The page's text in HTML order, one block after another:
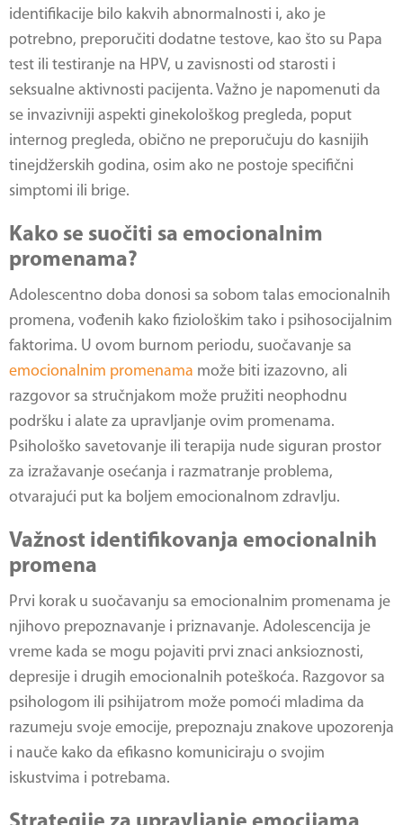
identifikacije bilo kakvih abnormalnosti i, ako je
potrebno, preporučiti dodatne testove, kao što su Papa
test ili testiranje na HPV, u zavisnosti od starosti i
seksualne aktivnosti pacijenta. Važno je napomenuti da
se invazivniji aspekti ginekološkog pregleda, poput
internog pregleda, obično ne preporučuju do kasnijih
tinejdžerskih godina, osim ako ne postoje specifični
simptomi ili brige.
Kako se suočiti sa emocionalnim
promenama?
Adolescentno doba donosi sa sobom talas emocionalnih
promena, vođenih kako fiziološkim tako i psihosocijalnim
faktorima. U ovom burnom periodu, suočavanje sa
emocionalnim promenama može biti izazovno, ali
razgovor sa stručnjakom može pružiti neophodnu
podršku i alate za upravljanje ovim promenama.
Psihološko savetovanje ili terapija nude siguran prostor
za izražavanje osećanja i razmatranje problema,
otvarajući put ka boljem emocionalnom zdravlju.
Važnost identifikovanja emocionalnih
promena
Prvi korak u suočavanju sa emocionalnim promenama je
njihovo prepoznavanje i priznavanje. Adolescencija je
vreme kada se mogu pojaviti prvi znaci anksioznosti,
depresije i drugih emocionalnih poteškoća. Razgovor sa
psihologom ili psihijatrom može pomoći mladima da
razumeju svoje emocije, prepoznaju znakove upozorenja
i nauče kako da efikasno komuniciraju o svojim
iskustvima i potrebama.